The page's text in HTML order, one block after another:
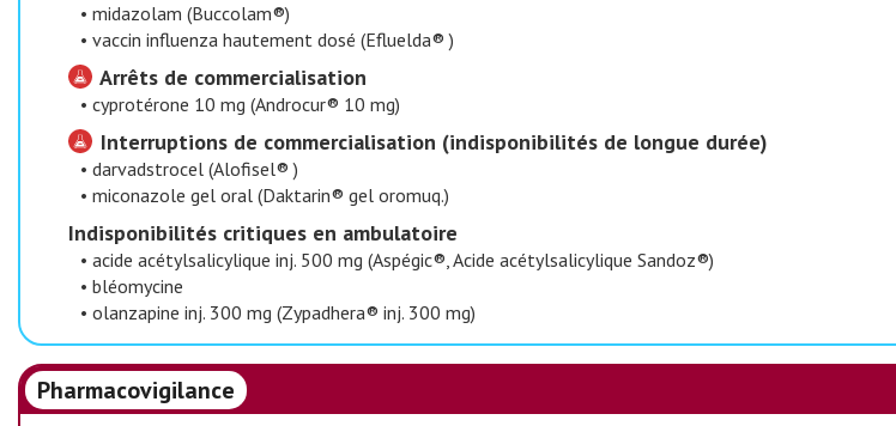
• midazolam (Buccolam®)
• vaccin influenza hautement dosé (Efluelda® )
Arrêts de commercialisation
• cyprotérone 10 mg (Androcur® 10 mg)
Interruptions de commercialisation (indisponibilités de longue durée)
• darvadstrocel (Alofisel® )
• miconazole gel oral (Daktarin® gel oromuq.)
​Indisponibilités critiques en ambulatoire
• acide acétylsalicylique inj. 500 mg (Aspégic®, Acide acétylsalicylique Sandoz®)
• bléomycine
• olanzapine inj. 300 mg (Zypadhera® inj. 300 mg)
Pharmacovigilance